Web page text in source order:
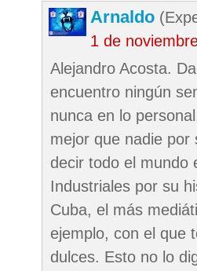
Arnaldo
1 de
Alejandro Acosta.
encuentro ningún
nunca en lo
mejor que nadie por
decir todo el mundo
Industriales por su
Cuba, el más
ejemplo, con el que
dulces. Esto no lo